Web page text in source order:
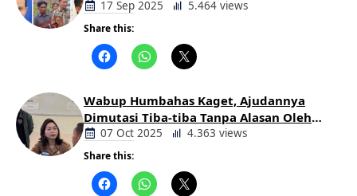
Pemerintahan Oloan
17 Sep 2025 5.464 views
Share this:
Wabup Humbahas Kaget, Ajudannya
Dimutasi Tiba-tiba Tanpa Alasan Oleh
Bupati
07 Oct 2025 4.363 views
Share this: